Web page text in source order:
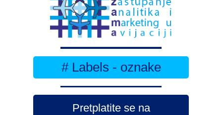
# Labels - oznake
Pretplatite se na